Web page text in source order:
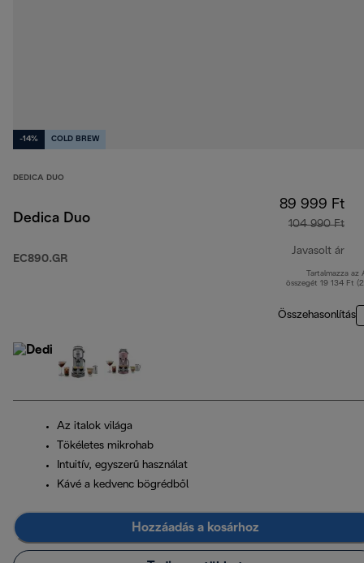
-14% COLD BREW
DEDICA DUO
Dedica Duo
EC890.GR
89 999 Ft
104 990 Ft
Javasolt ár
Tartalmazza az
összegét 19 134 Ft
Összehasonlítás
Az italok világa
Tökéletes mikrohab
Intuitív, egyszerű használat
Kávé a kedvenc bögrédből
Hozzáadás a kosárhoz